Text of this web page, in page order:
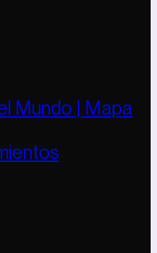
Mundo | Mapa